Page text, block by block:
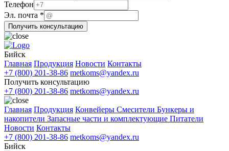
Телефон
Телефон
компании
ФИО
Эл. почта *
Получить консультацию
Бийск
Главная Продукция Новости Контакты
+7 (800) 201-38-86 metkoms@yandex.ru
Получить консультацию
+7 (800) 201-38-86 metkoms@yandex.ru
Главная Продукция Конвейеры Смесители Бункеры и
накопители Запасные части и комплектующие Питатели
Новости Контакты
+7 (800) 201-38-86 metkoms@yandex.ru
Бийск